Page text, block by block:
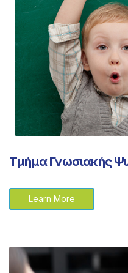
Τμήμα Γνωσιακής
Learn More